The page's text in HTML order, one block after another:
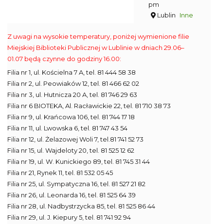
pm
Lublin
Inne
Z uwagi na wysokie temperatury, poniżej wymienione filie
Miejskiej Biblioteki Publicznej w Lublinie w dniach 29.06–
01.07 będą czynne do godziny 16.00:
Filia nr 1, ul. Kościelna 7 A, tel. 81 444 58 38
Filia nr 2, ul. Peowiaków 12, tel. 81 466 62 02
Filia nr 3, ul. Hutnicza 20 A, tel. 81 746 29 63
Filia nr 6 BIOTEKA, Al. Racławickie 22, tel. 81 710 38 73
Filia nr 9, ul. Krańcowa 106, tel. 81 744 17 18
Filia nr 11, ul. Lwowska 6, tel. 81 747 43 54
Filia nr 12, ul. Żelazowej Woli 7, tel.81 741 52 73
Filia nr 15, ul. Wajdeloty 20, tel. 81 525 12 62
Filia nr 19, ul. W. Kunickiego 89, tel. 81 745 31 44
Filia nr 21, Rynek 11, tel. 81 532 05 45
Filia nr 25, ul. Sympatyczna 16, tel. 81 527 21 82
Filia nr 26, ul. Leonarda 16, tel. 81 525 64 39
Filia nr 28, ul. Nadbystrzycka 85, tel. 81 525 86 44
Filia nr 29, ul. J. Kiepury 5, tel. 81 741 92 94